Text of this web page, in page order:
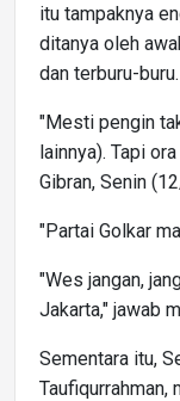
itu tampaknya
ditanya oleh
dan terburu-buru.
"Mesti pengin
lainnya). Tapi
Gibran, Senin
"Partai Golkar
"Wes jangan,
Jakarta," jawab
Sementara itu,
Taufiqurrahman,